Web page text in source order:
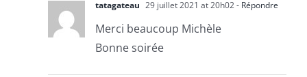
tatagateau 29 juillet 2021 at 20h02- Répondre
Merci beaucoup Michèle
Bonne soirée